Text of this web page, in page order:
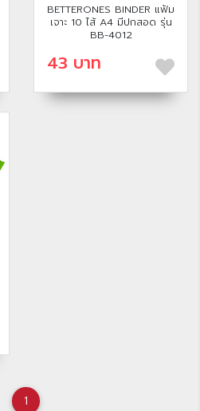
BETTERONES BINDER แฟ้ม
เจาะ 10 ไส้ A4 มีปกสอด รุ่น
BB-4012
43 บาท
1